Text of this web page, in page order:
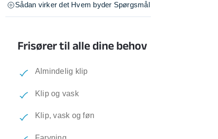
Sådan virker det Hvem byder Spørgsmål
Frisører til alle dine behov
Almindelig klip
Klip og vask
Klip, vask og føn